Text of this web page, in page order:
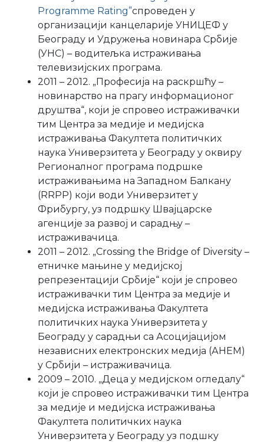
Programme Rating”спроведен у
организацији канцеларије УНИЦЕФ у
Београду и Удружења новинара Србије
(УНС) – водитељка истраживања
телевизијских програма.
2011 – 2012. „Професија на раскршћу –
новинарство на прагу информационог
друштва“, који је спровео истраживачки
тим Центра за медије и медијска
истраживања Факултета политичких
наука Универзитета у Београду у оквиру
Регионалног програма подршке
истраживањима на Западном Балкану
(RRPP) који води Универзитет у
Фрибургу, уз подршку Швајцарске
агенције за развој и сарадњу –
истраживачица.
2011 – 2012. „Crossing the Bridge of Diversity –
eтничке мањине у медијској
репрезентацији Србије“ који је спровео
истраживачки тим Центра за медије и
медијска истраживања Факултета
политичких наука Универзитета у
Београду у сарадњи са Асоцијацијом
независних електронских медија (АНЕМ)
у Србији – истраживачица.
2009 – 2010. „Деца у медијском огледалу“
који је спровео истраживачки тим Центра
за медије и медијска истраживања
Факултета политичких наука
Универзитета у Београду уз подшку